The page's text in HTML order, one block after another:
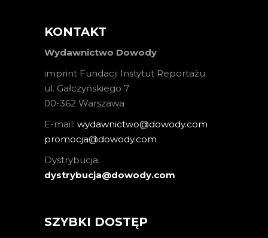
KONTAKT
Wydawnictwo Dowody
imprint Fundacji Instytut Reportażu
ul. Gałczyńskiego 7
00-362 Warszawa
E-mail: wydawnictwo@dowody.com
promocja@dowody.com
Dystrybucja:
dystrybucja@dowody.com
SZYBKI DOSTĘP